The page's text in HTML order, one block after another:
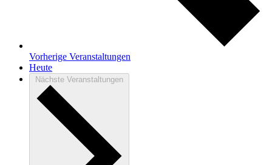
Vorherige Veranstaltungen
Heute
Nächste Veranstaltungen